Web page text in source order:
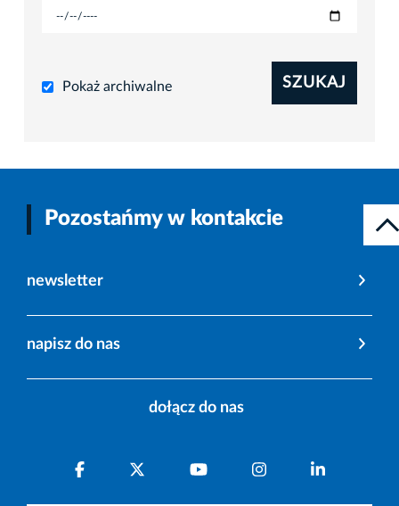
Pokaż archiwalne SZUKAJ
Pozostańmy w kontakcie
newsletter
napisz do nas
dołącz do nas